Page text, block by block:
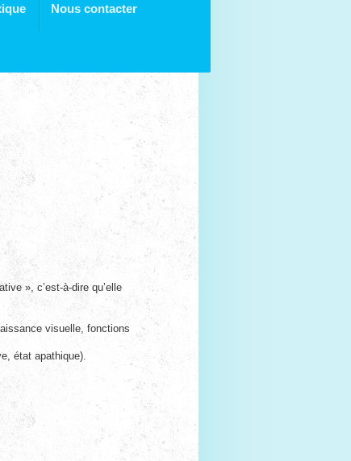
Nous contacter
», c’est-à-dire qu’elle
visuelle, fonctions
état apathique).